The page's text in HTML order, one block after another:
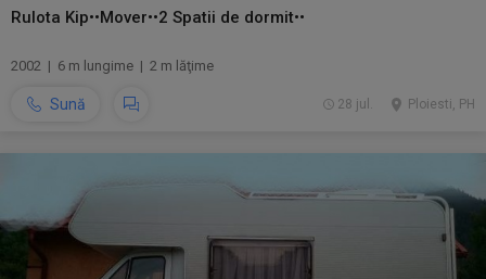
Rulota Kip••Mover••2 Spatii de dormit••
2002 | 6 m lungime | 2 m lăţime
Sună Ploiesti, PH
28 jul.